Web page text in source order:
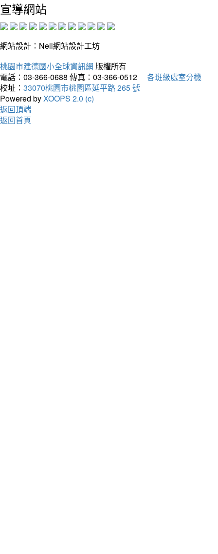
宣導網站
網站設計：Neil網站設計工坊
桃園市建德國小全球資訊網 版權所有
電話：03-366-0688 傳真：03-366-0512
各班級處室分機
校址： 33070桃園市桃園區延平路 265 號
Powered byXOOPS 2.0 (c)
返回頂端
返回首頁